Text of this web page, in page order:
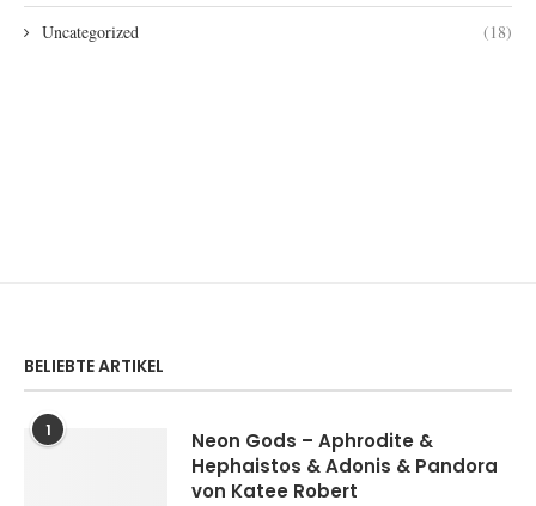
Uncategorized (18)
BELIEBTE ARTIKEL
1
Neon Gods – Aphrodite &
Hephaistos & Adonis & Pandora
von Katee Robert